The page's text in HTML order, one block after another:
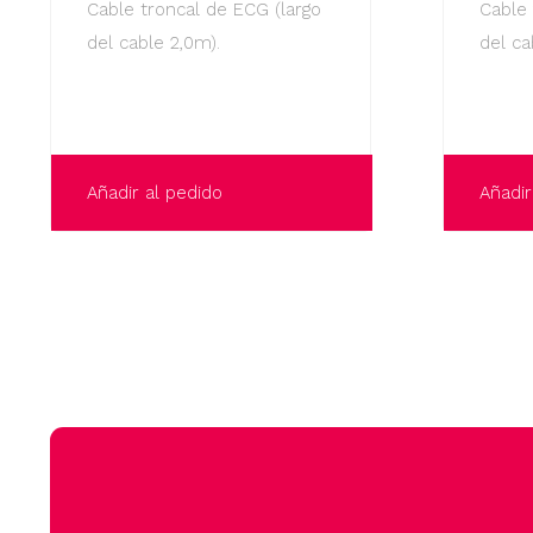
Cable troncal de ECG (largo
del cable 2,0m).
Añadir al pedido
del